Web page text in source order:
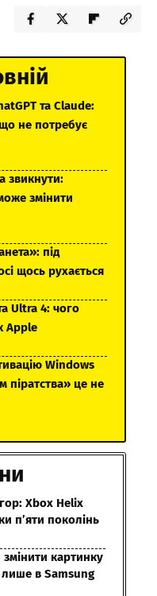
та Claude:
не потребує
звикнути:
змінити
під
щось рухається
Ultra 4: чого
Apple
Windows
піратства» це не
Xbox Helix
п’яти поколінь
картинку
лише в Samsung